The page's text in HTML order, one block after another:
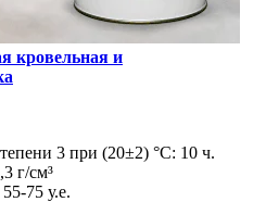
кровельная и
3 при (20±2) °С: 10 ч.
г/см³
55-75 у.е.